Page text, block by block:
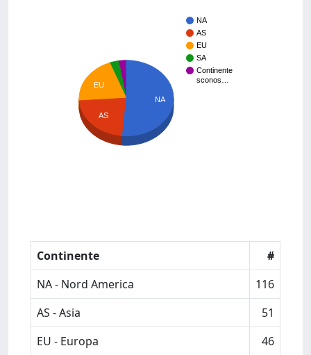
NA
AS
EU
SA
Continente
sconos…
EU
AS
NA
Continente
#
NA - Nord America
116
AS - Asia
51
EU - Europa
46